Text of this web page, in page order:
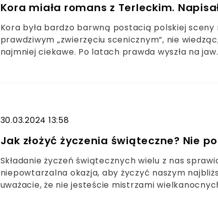
Kora miała romans z Terleckim.
Kora była bardzo barwną postacią polskiej sceny
prawdziwym „zwierzęciu scenicznym”, nie
najmniej ciekawe. Po latach prawda wyszła na jaw.
30.03.2024 13:58
Jak złożyć życzenia świąteczne? Nie
Składanie życzeń świątecznych wielu z nas
niepowtarzalna okazja, aby życzyć naszym
uważacie, że nie jesteście mistrzami